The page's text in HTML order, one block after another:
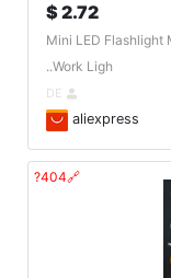
2.72 $
Mini LED Flashlight
Work Ligh..
aliexpress
🔗404?